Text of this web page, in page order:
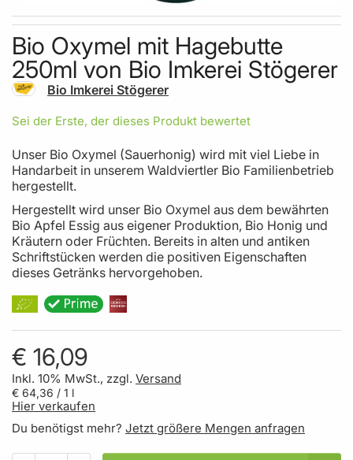
Skip to the beginning of the images gallery
Bio Oxymel mit Hagebutte
250ml von Bio Imkerei Stögerer
Bio Imkerei Stögerer
Sei der Erste, der dieses Produkt bewertet
Unser Bio Oxymel (Sauerhonig) wird mit viel Liebe in
Handarbeit in unserem Waldviertler Bio Familienbetrieb
hergestellt.
Hergestellt wird unser Bio Oxymel aus dem bewährten
Bio Apfel Essig aus eigener Produktion, Bio Honig und
Kräutern oder Früchten. Bereits in alten und antiken
Schriftstücken werden die positiven Eigenschaften
dieses Getränks hervorgehoben.
€ 16,09
Inkl. 10% MwSt., zzgl. Versand
€ 64,36 / 1 l
Hier verkaufen
Du benötigst mehr? Jetzt größere Mengen anfragen